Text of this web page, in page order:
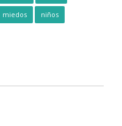
miedos niños